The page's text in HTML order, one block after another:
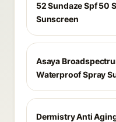
52 Sundaze Spf 50
Sunscreen
Asaya
Waterproof Spray
Dermistry Anti